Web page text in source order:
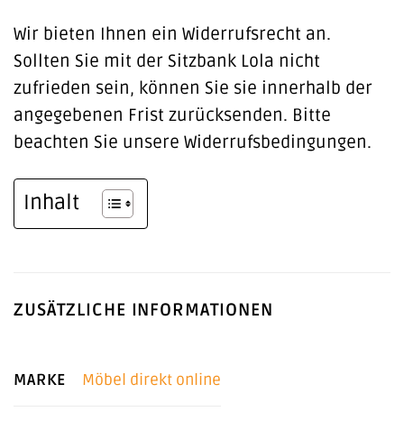
Wir bieten Ihnen ein Widerrufsrecht an.
Sollten Sie mit der Sitzbank Lola nicht
zufrieden sein, können Sie sie innerhalb der
angegebenen Frist zurücksenden. Bitte
beachten Sie unsere Widerrufsbedingungen.
Inhalt
ZUSÄTZLICHE INFORMATIONEN
MARKE Möbel direkt online